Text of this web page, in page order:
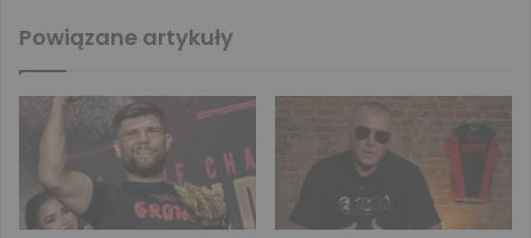
Powiązane artykuły